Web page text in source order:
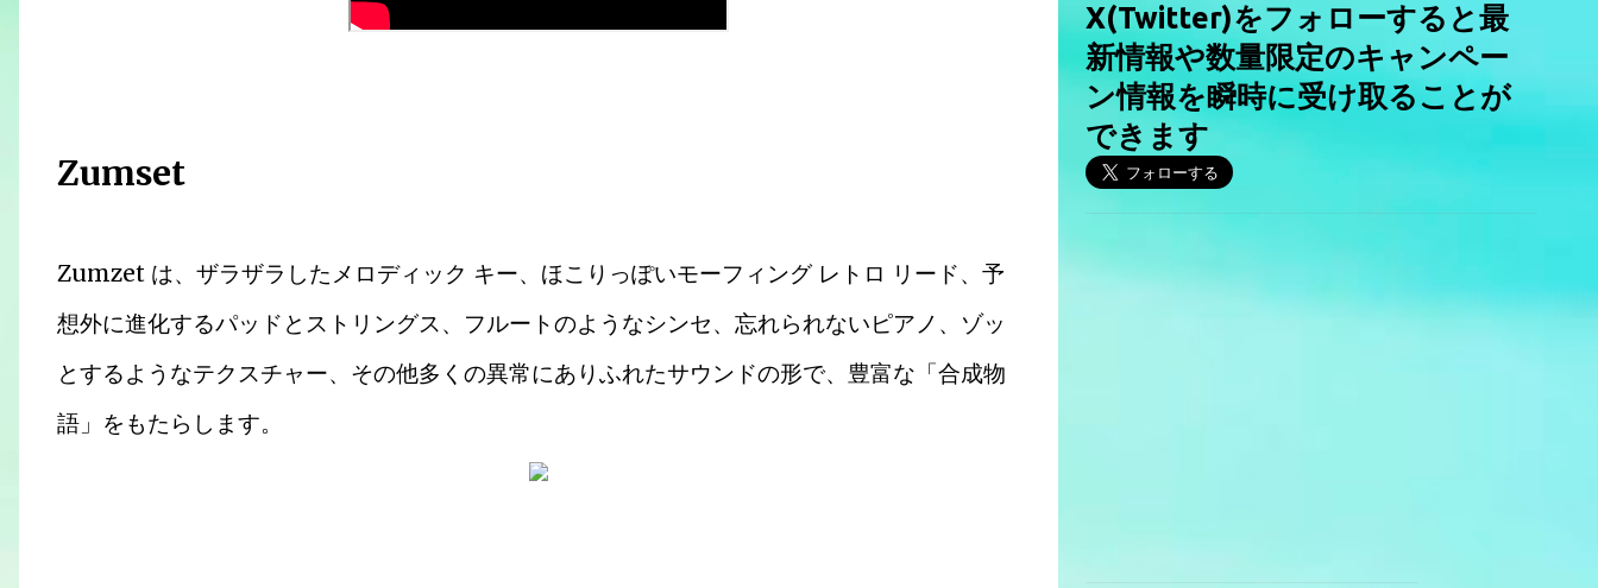
Zumset
Zumzet は、ザラザラしたメロディック キー、ほこりっぽいモーフィング レトロ リード、予
想外に進化するパッドとストリングス、フルートのようなシンセ、忘れられないピアノ、ゾッ
とするようなテクスチャー、その他多くの異常にありふれたサウンドの形で、豊富な「合成物
語」をもたらします。
X(Twitter)をフォローすると最
新情報や数量限定のキャンペー
ン情報を瞬時に受け取ることが
できます